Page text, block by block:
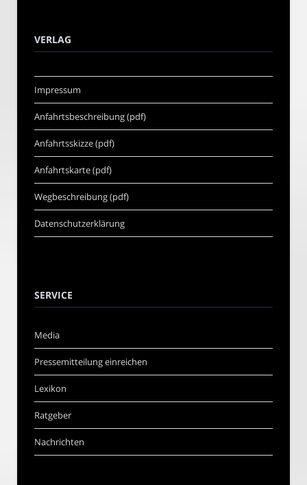
VERLAG
Impressum
Anfahrtsbeschreibung (pdf)
Anfahrtsskizze (pdf)
Anfahrtskarte (pdf)
Wegbeschreibung (pdf)
Datenschutzerklärung
SERVICE
Media
Pressemitteilung einreichen
Lexikon
Ratgeber
Nachrichten